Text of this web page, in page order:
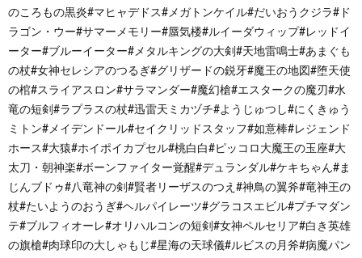
のころもの黒炎#マヒャデドス#メガトンケイル#だいおうクジラ#ド
ラゴン・ウー#サマーメモリー#蜃気楼#ルイーダウィップ#レッドイ
ーター#ブルーイーター#メタルキングの大剣#天地雷鳴士#あまぐも
の杖#女神セレシアのつるぎ#グリザードの鋭牙#魔王の地図#堕天使
の棺#スライアスロン#サラマンダー#魔幻槍#エスタークの魔刃#水
竜の短剣#ラプラスの杖#迅雷天ミカヅチ#ようじゅつし#にくきゅう
ミトン#メイデンドール#セイクリッドスタッフ#如意棒#レジェンド
ホース#大猿#ホイポイカプセル#桃白白#ピッコロ大魔王の玉座#大
太刀・朝神楽#ボーンファイター覚醒#デュランダル#ケキちゃん#ま
じんブドゥ#八竜神の剣#賢者リーザスのつえ#神鳥の翼斧#竜神王の
杖#たいようのおうぎ#ヘルパイレーツ#グラコスエビル#プチマダン
テ#ブルフィオーレ#オリハルコンの短剣#女神ペルセリア#白き英雄
の旗槍#肉球印の大しゃもじ#星海の天球儀#ルビスの月斧#病魔パン